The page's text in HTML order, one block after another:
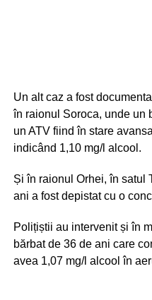
Un alt caz a fost
în raionul Soroca, unde un
un ATV fiind în stare
indicând 1,10 mg/l alcool.
Și în raionul Orhei, în satul
ani a fost depistat cu o
Polițiștii au intervenit și în
bărbat de 36 de ani care
avea 1,07 mg/l alcool în